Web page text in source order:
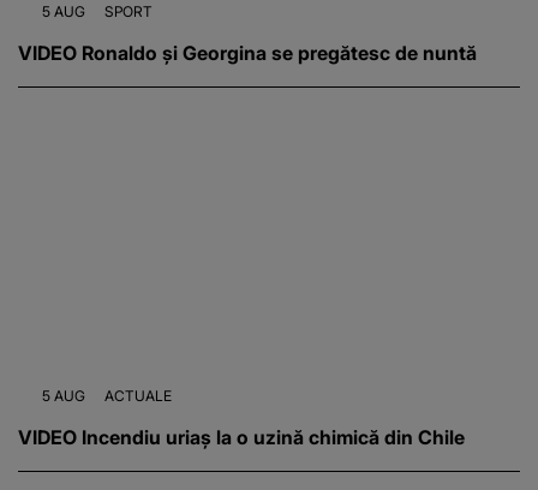
5 AUG SPORT
VIDEO Ronaldo și Georgina se pregătesc de nuntă
5 AUG ACTUALE
VIDEO Incendiu uriaș la o uzină chimică din Chile